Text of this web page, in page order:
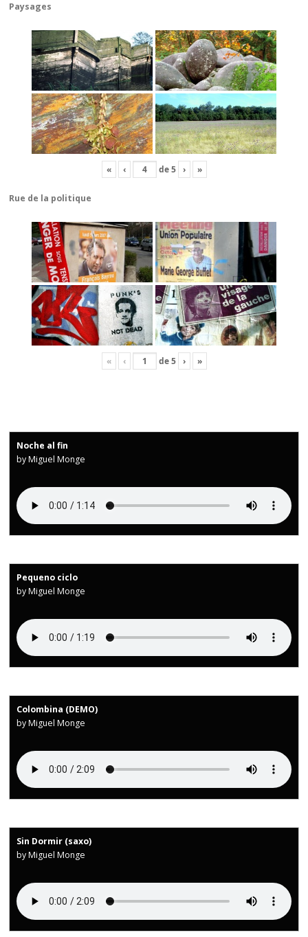
Paysages
« ‹ de5 › »
Rue de la politique
« ‹ de5 › »
Noche al fin
by Miguel Monge
Pequeno ciclo
by Miguel Monge
Colombina (DEMO)
by Miguel Monge
Sin Dormir (saxo)
by Miguel Monge